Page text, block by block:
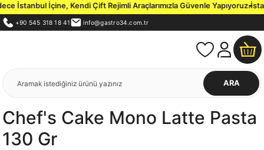
İstanbul İçine, Kendi Çift Rejimli Araçlarımızla Güvenle Yapıyoruz.
+90 545 318 18 41 info@gastro34.com.tr
ARA
Chef's Cake Mono Latte Pasta
130 Gr